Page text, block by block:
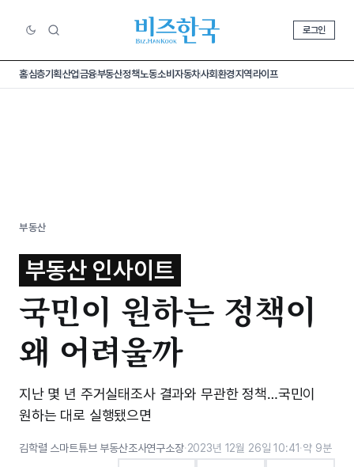
로그인
홈심층기획산업금융부동산정책노동소비 자동차사회환경지역라이프
부동산
부동산 인사이트
국민이 원하는 정책이
왜 어려울까
지난 몇 년 주거실태조사 결과와 무관한 정책…국민이
원하는 대로 실행됐으면
김학렬 스마트튜브 부동산조사연구소장·2023년 12월 26일 10:41·약 9분